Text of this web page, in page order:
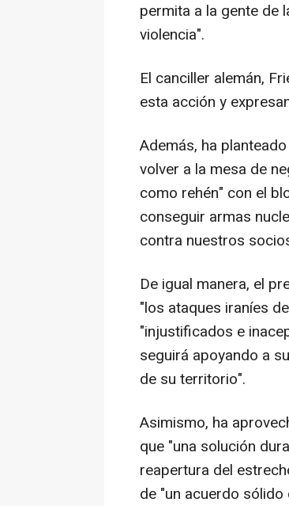
permita a la gente de
violencia".
El canciller alemán,
esta acción y
Además, ha
volver a la mesa de
como rehén" con el
conseguir armas
contra nuestros
De igual manera, el
"los ataques iraníes
"injustificados e
seguirá apoyando a
de su territorio".
Asimismo, ha
que "una solución
reapertura del
de "un acuerdo